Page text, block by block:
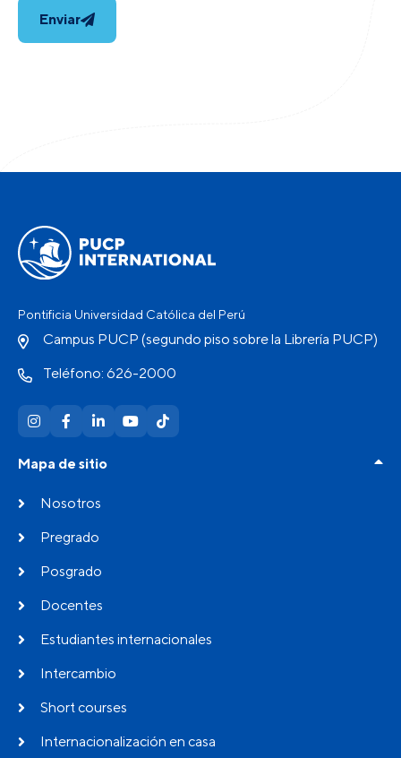
Enviar
Pontificia Universidad Católica del Perú
Campus PUCP (segundo piso sobre la Librería PUCP)
Teléfono: 626-2000
Mapa de sitio
Nosotros
Pregrado
Posgrado
Docentes
Estudiantes internacionales
Intercambio
Short courses
Internacionalización en casa